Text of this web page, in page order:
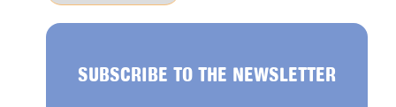
SUBSCRIBE TO THE NEWSLETTER